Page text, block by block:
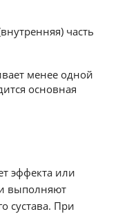
часть
менее одной
основная
эффекта или
выполняют
сустава. При